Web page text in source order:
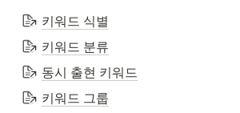
키워드 식별
키워드 분류
동시 출현 키워드
키워드 그룹